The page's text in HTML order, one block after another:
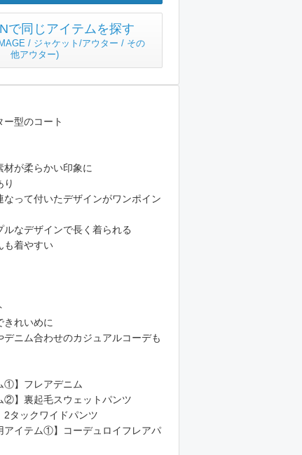
で同じアイテムを探す
/ ジャケット/アウター / その
他アウター)
ー型のコート
材が柔らかい印象に
り
なって付いたデザインがワンポイン
ルなデザインで長く着られる
も着やすい
きれいめに
デニム合わせのカジュアルコーデも
①】フレアデニム
②】裏起毛スウェットパンツ
2タックワイドパンツ
アイテム①】コーデュロイフレアパ